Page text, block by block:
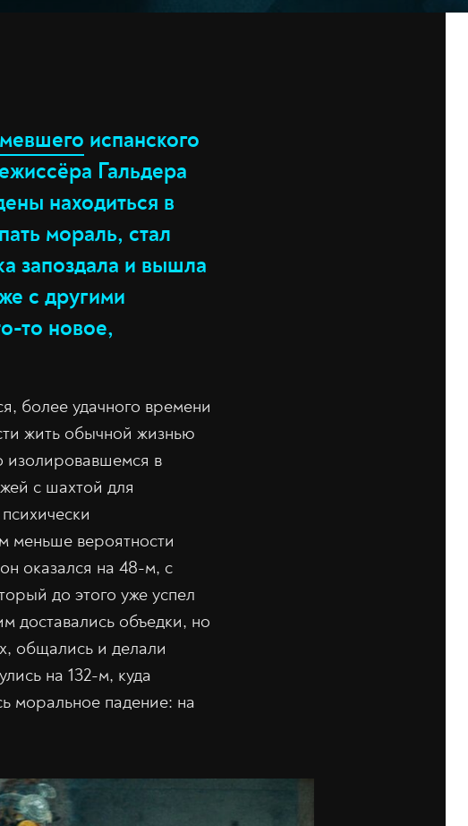
испанского
Гальдера
находиться в
мораль, стал
запоздала и вышла
с другими
то новое,
более удачного времени
жить обычной жизнью
изолировавшемся в
с шахтой для
меньше вероятности
оказался на 48-м, с
до этого уже успел
доставались объедки, но
общались и делали
на 132-м, куда
моральное падение: на